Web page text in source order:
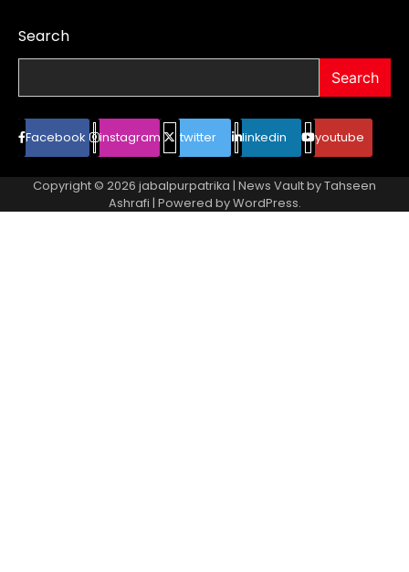
Search
Search
Facebook instagram twitter linkedin youtube
Copyright © 2026 jabalpurpatrika | News Vault byTahseen
Ashrafi | Powered byWordPress.